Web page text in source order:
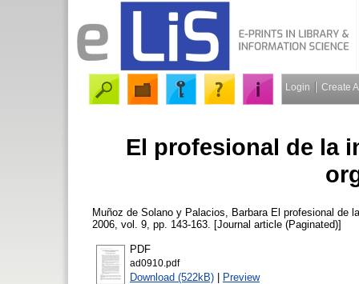
Login Create
El profesional de la
Muñoz de Solano y Palacios, Barbara El profesional de
2006, vol. 9, pp. 143-163. [Journal article (Paginated)]
PDF
ad0910.pdf
Download (522kB) | Preview